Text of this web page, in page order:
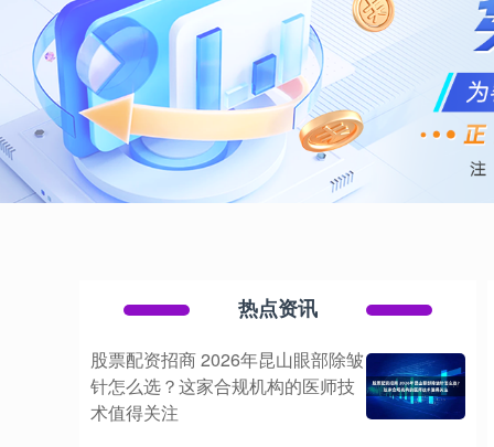
热点资讯
股票配资招商 2026年昆山眼部除皱
针怎么选？这家合规机构的医师技
术值得关注